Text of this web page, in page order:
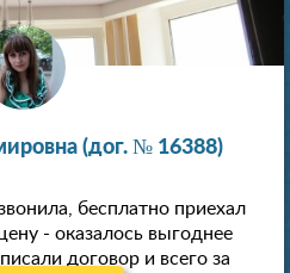
(дог. № 16388)
бесплатно приехал
- оказалось выгоднее
договор и всего за